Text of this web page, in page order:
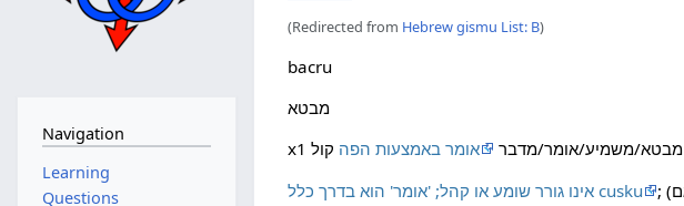
(Redirected from Hebrew gismu List: B)
bacru
מבטא
x1 מבטא/משמיע/אומר/מדבר
אומר באמצעות הפה
אינו גורר שומע או קהל; 'אומר' הוא בדרך כלל cusku
Navigation
Learning
Questions